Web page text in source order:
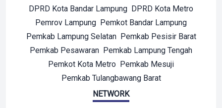
DPRD Kota Bandar Lampung DPRD Kota Metro
Pemrov Lampung Pemkot Bandar Lampung
Pemkab Lampung Selatan Pemkab Pesisir Barat
Pemkab Pesawaran Pemkab Lampung Tengah
Pemkot Kota Metro Pemkab Mesuji
Pemkab Tulangbawang Barat
NETWORK